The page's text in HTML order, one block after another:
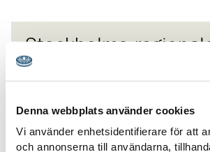
Denna webbplats använder cookies
Vi använder enhetsidentifierare för att
och annonserna till användarna,
Stockholms
Scouternas regionala kansli Stockholm
scoutkårerna iscoutdistrikten
Roslagen ochSödertörn.